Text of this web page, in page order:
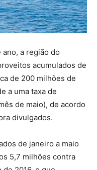
a região do
acumulados de
de 200 milhões de
a uma taxa de
de maio), de acordo
divulgados.
de janeiro a maio
5,7 milhões contra